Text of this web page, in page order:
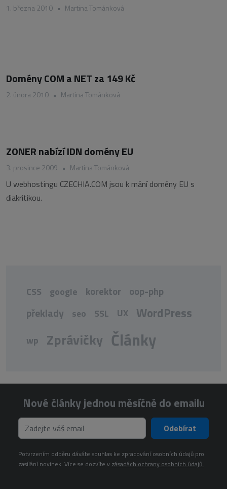
1. března 2010 • Martina Tománková
Domény COM a NET za 149 Kč
2. února 2010 • Martina Tománková
ZONER nabízí IDN domény EU
3. prosince 2009 • Martina Tománková
U webhostingu CZECHIA.COM jsou k mání domény EU s
diakritikou.
CSS google korektor oop-php
překlady seo SSL UX WordPress
wp Zprávičky Články
Nové články jednou měsíčně do emailu
Odebírat
Potvrzením odběru dáváte souhlas ke zpracování osobních údajů pro
zasílání novinek. Více se dozvíte v zásadách ochrany osobních údajů.